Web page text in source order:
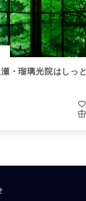
・瑠璃光院はしっ